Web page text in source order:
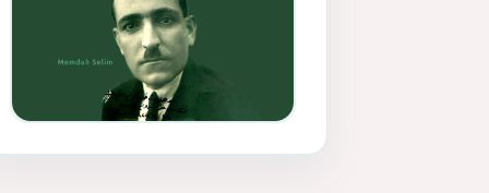
Memduh Selim ve Xoybûn